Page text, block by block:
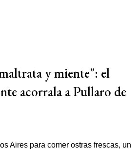
y miente": el
acorrala a Pullaro de